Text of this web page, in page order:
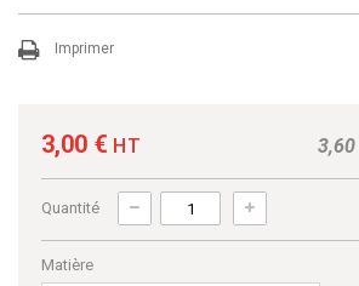
Imprimer
3,00 € HT 3,60
Quantité
Matière